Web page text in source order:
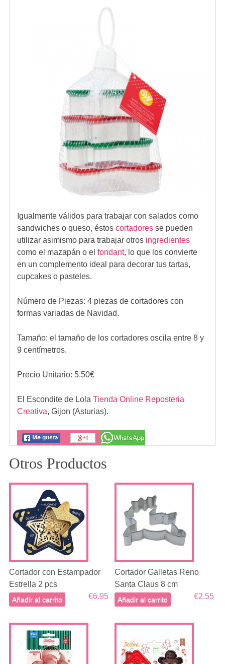
Igualmente válidos para trabajar con salados como
sandwiches o queso, éstos cortadoresse pueden
utilizar asimismo para trabajar otros ingredientes
como el mazapán o el fondant, lo que los convierte
en un complemento ideal para decorar tus tartas,
cupcakes o pasteles.
Número de Piezas: 4 piezas de cortadores con
formas variadas de Navidad.
Tamaño: el tamaño de los cortadores oscila entre 8 y
9 centímetros.
Precio Unitario: 5.50€
El Escondite de Lola Tienda Online Reposteria
Creativa, Gijon (Asturias).
Otros Productos
Cortador con Estampador
Estrella 2 pcs
€6.95
Añadir al carrito
Cortador Galletas Reno
Santa Claus 8 cm
€2.55
Añadir al carrito